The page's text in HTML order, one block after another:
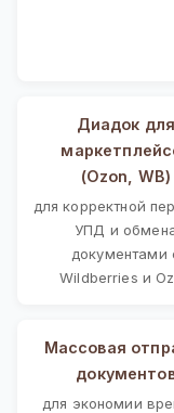
Диадок для
(Ozon, WB)
для корректной
УПД и
документами
Wildberries и
Массовая
для экономии